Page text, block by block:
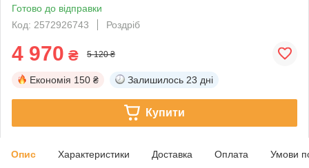
Готово до відправки
Код: 2572926743
Роздріб
4 970 ₴ 5 120 ₴
Економія 150 ₴ Залишилось 23 дні
Купити
Опис Характеристики Доставка Оплата Умови